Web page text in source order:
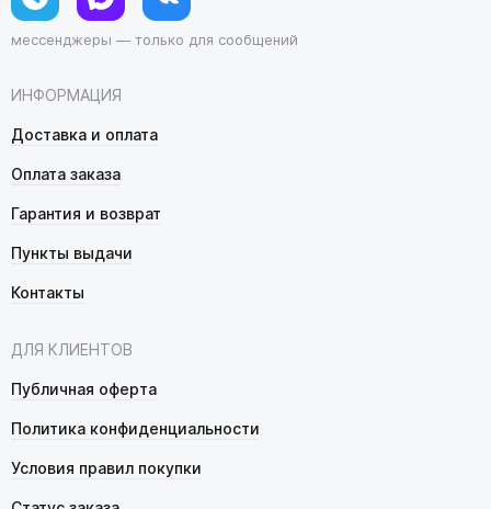
ИНФОРМАЦИЯ
Доставка и оплата
Оплата заказа
Гарантия и возврат
Пункты выдачи
Контакты
ДЛЯ КЛИЕНТОВ
Публичная оферта
Политика конфиденциальности
Условия правил покупки
мессенджеры — только для сообщений